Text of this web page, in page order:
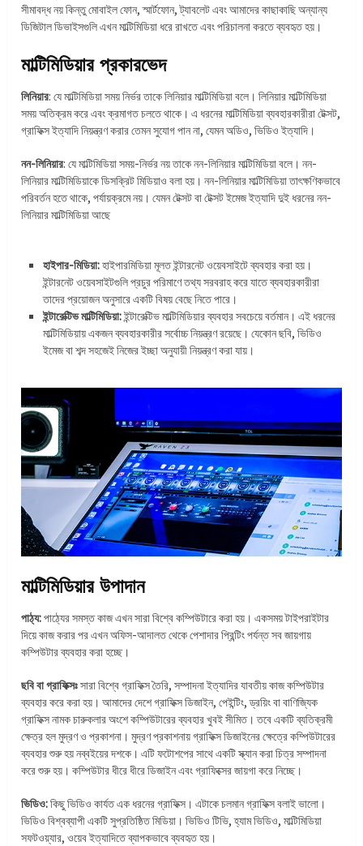
সীমাবদ্ধ নয় কিন্তু মোবাইল ফোন, স্মার্টফোন, ট্যাবলেট এবং আমাদের কাছাকাছি অন্যান্য
ডিজিটাল ডিভাইসগুলি এখন মাল্টিমিডিয়া ধরে রাখতে এবং পরিচালনা করতে ব্যবহৃত হয়।
মাল্টিমিডিয়ার প্রকারভেদ
লিনিয়ার: যে মাল্টিমিডিয়া সময় নির্ভর তাকে লিনিয়ার মাল্টিমিডিয়া বলে। লিনিয়ার মাল্টিমিডিয়া
সময় অতিক্রম করে এবং ক্রমাগত চলতে থাকে। এ ধরনের মাল্টিমিডিয়া ব্যবহারকারীরা টেক্সট,
গ্রাফিক্স ইত্যাদি নিয়ন্ত্রণ করার তেমন সুযোগ পান না, যেমন অডিও, ভিডিও ইত্যাদি।
নন-লিনিয়ার: যে মাল্টিমিডিয়া সময়-নির্ভর নয় তাকে নন-লিনিয়ার মাল্টিমিডিয়া বলে। নন-
লিনিয়ার মাল্টিমিডিয়াকে ডিসক্রিট মিডিয়াও বলা হয়। নন-লিনিয়ার মাল্টিমিডিয়া তাৎক্ষণিকভাবে
পরিবর্তন হতে থাকে, পর্যায়ক্রমে নয়। যেমন টেক্সট বা টেক্সট ইমেজ ইত্যাদি দুই ধরনের নন-
লিনিয়ার মাল্টিমিডিয়া আছে
হাইপার-মিডিয়া:হাইপারমিডিয়া মূলত ইন্টারনেট ওয়েবসাইটে ব্যবহার করা হয়।
ইন্টারনেট ওয়েবসাইটগুলি প্রচুর পরিমাণে তথ্য সরবরাহ করে যাতে ব্যবহারকারীরা
তাদের প্রয়োজন অনুসারে একটি বিষয় বেছে নিতে পারে।
ইন্টারেক্টিভ মাল্টিমিডিয়া:ইন্টারেক্টিভ মাল্টিমিডিয়ার ব্যবহার সবচেয়ে বর্তমান। এই ধরনের
মাল্টিমিডিয়ায় একজন ব্যবহারকারীর সর্বোচ্চ নিয়ন্ত্রণ রয়েছে। যেকোন ছবি, ভিডিও
ইমেজ বা শব্দ সহজেই নিজের ইচ্ছা অনুযায়ী নিয়ন্ত্রণ করা যায়।
মাল্টিমিডিয়ার উপাদান
পাঠ্য:পাঠ্যের সমস্ত কাজ এখন সারা বিশ্বে কম্পিউটারে করা হয়। একসময় টাইপরাইটার
দিয়ে কাজ করার পর এখন অফিস-আদালত থেকে পেশাদার প্রিন্টিং পর্যন্ত সব জায়গায়
কম্পিউটার ব্যবহার করা হচ্ছে।
ছবি বা গ্রাফিক্সঃসারা বিশ্বে গ্রাফিক্স তৈরি, সম্পাদনা ইত্যাদির যাবতীয় কাজ কম্পিউটার
ব্যবহার করে করা হয়। আমাদের দেশে গ্রাফিক্স ডিজাইন, পেইন্টিং, ড্রয়িং বা বাণিজ্যিক
গ্রাফিক্স নামক চারুকলার অংশে কম্পিউটারের ব্যবহার খুবই সীমিত। তবে একটি ব্যতিক্রমী
ক্ষেত্র হল মুদ্রণ ও প্রকাশনা। মুদ্রণ প্রকাশনায় গ্রাফিক্স ডিজাইনের ক্ষেত্রে কম্পিউটারের
ব্যবহার শুরু হয় নব্বইয়ের দশকে। এটি ফটোশপের সাথে একটি স্ক্যান করা চিত্র সম্পাদনা
করে শুরু হয়। কম্পিউটার ধীরে ধীরে ডিজাইন এবং গ্রাফিক্সের জায়গা করে নিচ্ছে।
ভিডিও:কিছু ভিডিও কার্যত এক ধরনের গ্রাফিক্স। এটাকে চলমান গ্রাফিক্স বলাই ভালো।
ভিডিও বিশ্বব্যাপী একটি সুপ্রতিষ্ঠিত মিডিয়া। ভিডিও টিভি, হ্যাম ভিডিও, মাল্টিমিডিয়া
সফটওয়্যার, ওয়েব ইত্যাদিতে ব্যাপকভাবে ব্যবহৃত হয়।